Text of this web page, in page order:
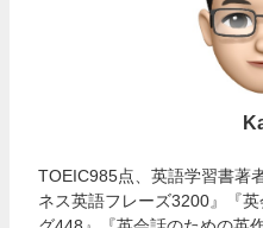
TOEIC985点、英語学習書著
ネス英語フレーズ3200』『